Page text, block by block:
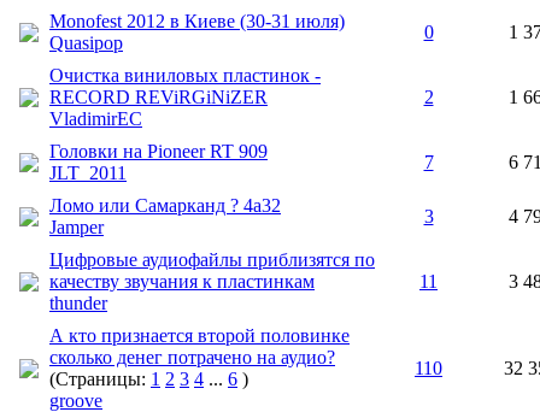
Monofest 2012 в Киеве (30-31 июля)
Quasipop
0 1
Очистка виниловых пластинок -
RECORD REViRGiNiZER
VladimirEC
2 1
Головки на Pioneer RT 909
JLT_2011
7 6
Ломо или Самарканд ? 4а32
Jamper
3 4
Цифровые аудиофайлы приблизятся по
качеству звучания к пластинкам
thunder
11 3
А кто признается второй половинке
сколько денег потрачено на аудио?
(Страницы: 1 2 3 4 ... 6 )
groove
110 32